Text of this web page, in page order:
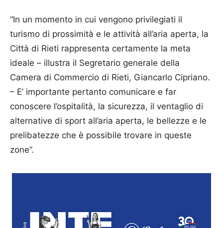
“In un momento in cui vengono privilegiati il
turismo di prossimità e le attività all’aria aperta, la
Città di Rieti rappresenta certamente la meta
ideale – illustra il Segretario generale della
Camera di Commercio di Rieti, Giancarlo Cipriano.
– E’ importante pertanto comunicare e far
conoscere l’ospitalità, la sicurezza, il ventaglio di
alternative di sport all’aria aperta, le bellezze e le
prelibatezze che è possibile trovare in queste
zone”.